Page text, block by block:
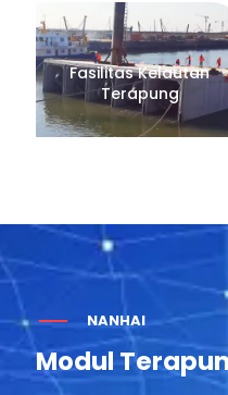
Fasilitas Kelautan
Terapung
NANHAI
Modul